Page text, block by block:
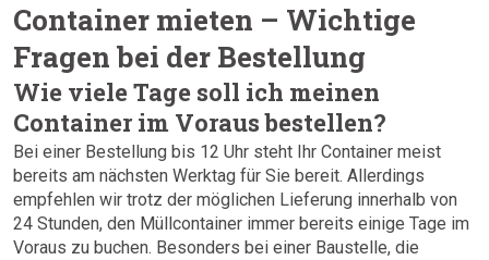
Container mieten – Wichtige
Fragen bei der Bestellung
Wie viele Tage soll ich meinen
Container im Voraus bestellen?
Bei einer Bestellung bis 12 Uhr steht Ihr Container meist
bereits am nächsten Werktag für Sie bereit. Allerdings
empfehlen wir trotz der möglichen Lieferung innerhalb von
24 Stunden, den Müllcontainer immer bereits einige Tage im
Voraus zu buchen. Besonders bei einer Baustelle, die